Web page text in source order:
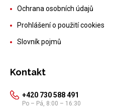
Ochrana osobních údajů
Prohlášení o použití cookies
Slovník pojmů
Kontakt
+420 730 588 491
Po – Pá, 8:00 – 16:30